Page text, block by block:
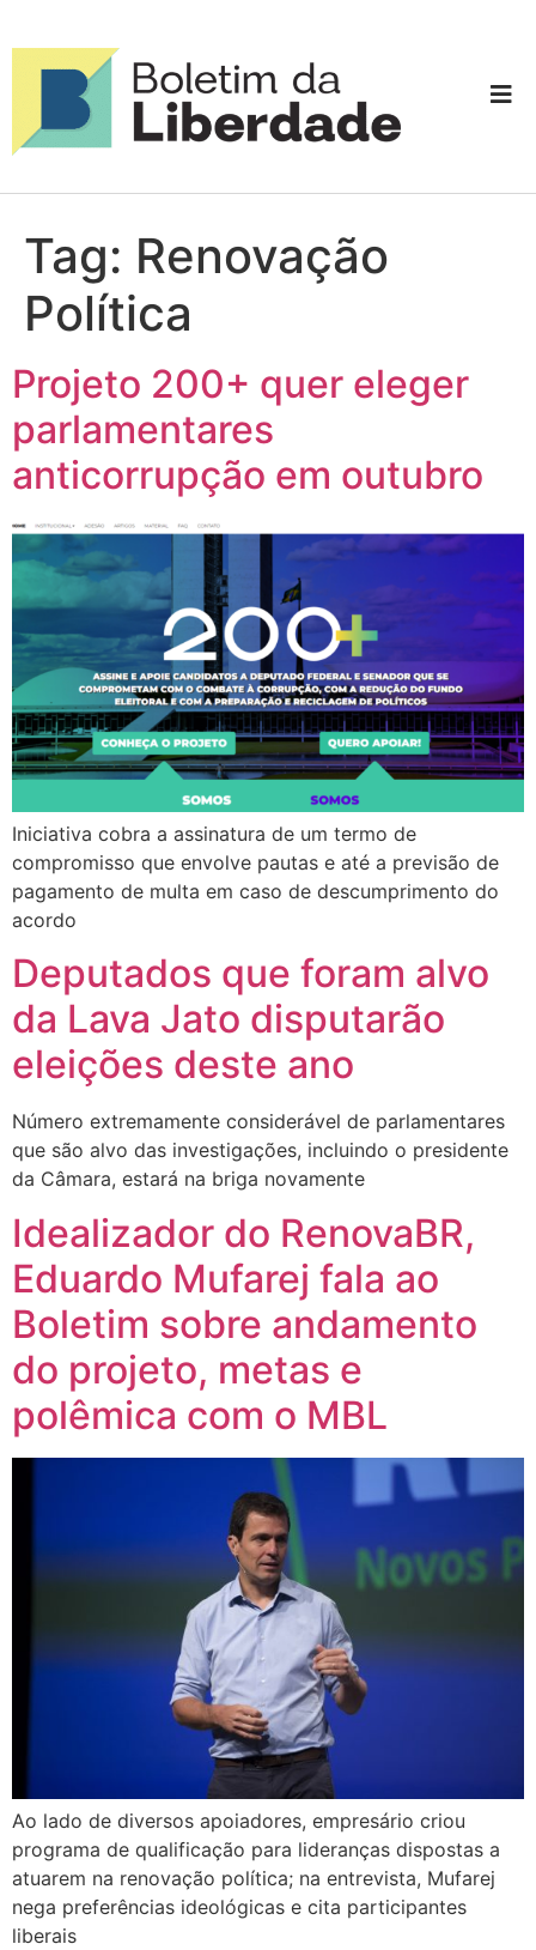
Tag: Renovação
Política
Projeto 200+ quer eleger
parlamentares
anticorrupção em outubro
Iniciativa cobra a assinatura de um termo de
compromisso que envolve pautas e até a previsão de
pagamento de multa em caso de descumprimento do
acordo
Deputados que foram alvo
da Lava Jato disputarão
eleições deste ano
Número extremamente considerável de parlamentares
que são alvo das investigações, incluindo o presidente
da Câmara, estará na briga novamente
Idealizador do RenovaBR,
Eduardo Mufarej fala ao
Boletim sobre andamento
do projeto, metas e
polêmica com o MBL
Ao lado de diversos apoiadores, empresário criou
programa de qualificação para lideranças dispostas a
atuarem na renovação política; na entrevista, Mufarej
nega preferências ideológicas e cita participantes
liberais